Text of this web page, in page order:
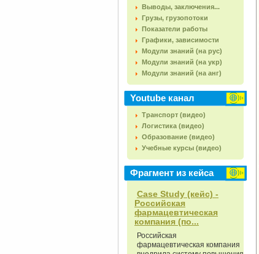
Выводы, заключения...
Грузы, грузопотоки
Показатели работы
Графики, зависимости
Модули знаний (на рус)
Модули знаний (на укр)
Модули знаний (на анг)
Youtube канал
Транспорт (видео)
Логистика (видео)
Образование (видео)
Учебные курсы (видео)
Фрагмент из кейса
Case Study (кейс) -
Российская
фармацевтическая
компания (по...
Российская
фармацевтическая компания